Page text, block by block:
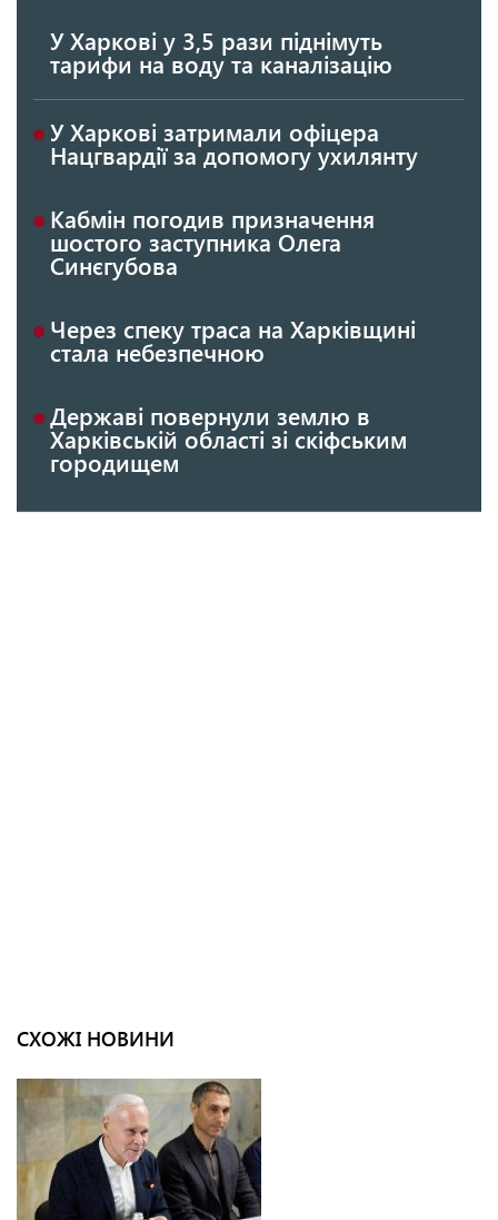
У Харкові у 3,5 рази піднімуть
тарифи на воду та каналізацію
У Харкові затримали офіцера
Нацгвардії за допомогу ухилянту
Кабмін погодив призначення
шостого заступника Олега
Синєгубова
Через спеку траса на Харківщині
стала небезпечною
Державі повернули землю в
Харківській області зі скіфським
городищем
СХОЖІ НОВИНИ